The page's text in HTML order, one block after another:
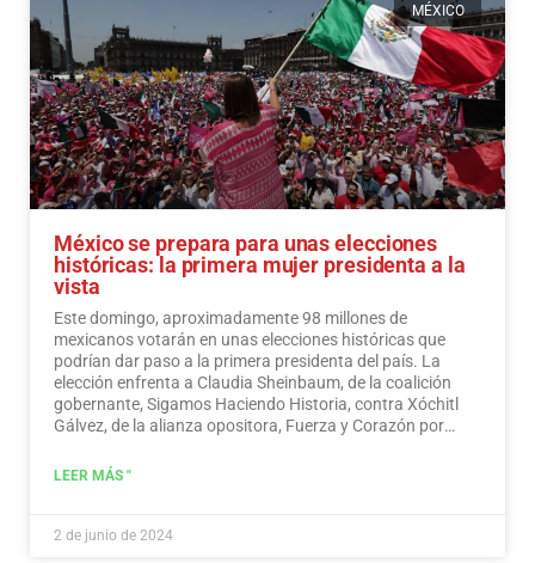
MÉXICO
México se prepara para unas elecciones
históricas: la primera mujer presidenta a la
vista
Este domingo, aproximadamente 98 millones de
mexicanos votarán en unas elecciones históricas que
podrían dar paso a la primera presidenta del país. La
elección enfrenta a Claudia Sheinbaum, de la coalición
gobernante, Sigamos Haciendo Historia, contra Xóchitl
Gálvez, de la alianza opositora, Fuerza y Corazón por
Ciudadano, también en la contienda.
LEER MÁS "
2 de junio de 2024